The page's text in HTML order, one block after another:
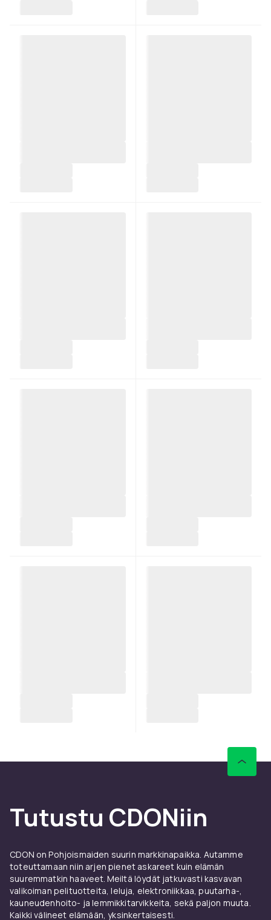
Tutustu CDONiin
CDON on Pohjoismaiden suurin markkinapaikka. Autamme
toteuttamaan niin arjen pienet askareet kuin elämän
suuremmatkin haaveet. Meiltä löydät jatkuvasti kasvavan
valikoiman pelituotteita, leluja, elektroniikkaa, puutarha-,
kauneudenhoito- ja lemmikkitarvikkeita, sekä paljon muuta.
Kaikki välineet elämään, yksinkertaisesti.